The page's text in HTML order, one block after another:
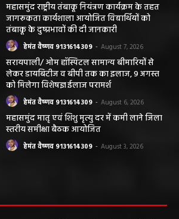
महासमुंद राष्ट्रीय तंबाकू नियंत्रण कार्यक्रम के तहत
जागरूकता कार्यशाला आयोजित विद्यार्थियों को
तंबाकू के दुष्प्रभावों की दी जानकारी
हेमंत वैष्णव 9131614309 - August 7, 2026
सरायपाली/ ओम हॉस्पिटल सामान्य बीमारियों से
लेकर डायबिटीज व बीपी तक का इलाज, 9 अगस्त
को मिलेगा विशेषज्ञ ईलाज परामर्श
हेमंत वैष्णव 9131614309 - August 6, 2026
महासमुंद मातृ एवं शिशु मृत्यु दर में कमी लाने जिला
स्तरीय समीक्षा बैठक आयोजित
हेमंत वैष्णव 9131614309 - August 3, 2026